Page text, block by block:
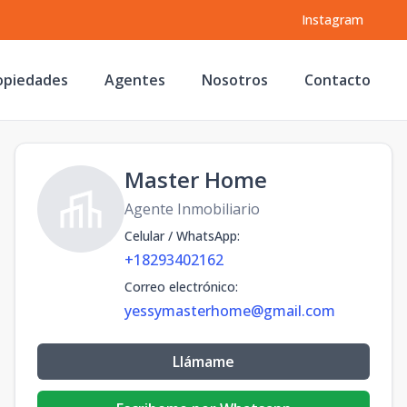
Instagram
Agentes Nosotros Contacto
Master Home
Agente Inmobiliario
Celular / WhatsApp:
+18293402162
Correo electrónico:
yessymasterhome@gmail.com
Llámame